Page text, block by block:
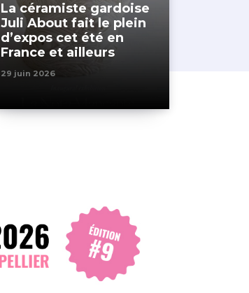
La céramiste gardoise
Juli About fait le plein
d’expos cet été en
France et ailleurs
29 juin 2026